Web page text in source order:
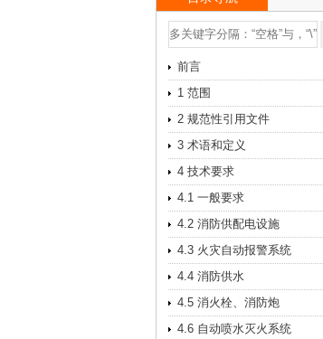
前言
1 范围
2 规范性引用文件
3 术语和定义
4 技术要求
4.1 一般要求
4.2 消防供配电设施
4.3 火灾自动报警系统
4.4 消防供水
4.5 消火栓、消防炮
4.6 自动喷水灭火系统